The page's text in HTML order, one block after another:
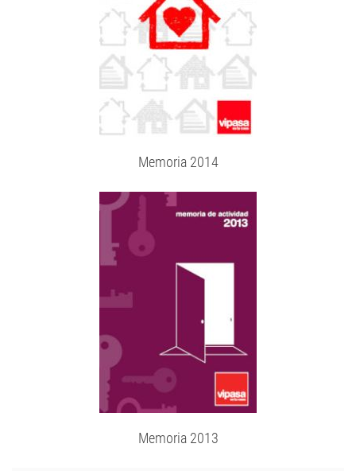
Memoria 2014
Memoria 2013